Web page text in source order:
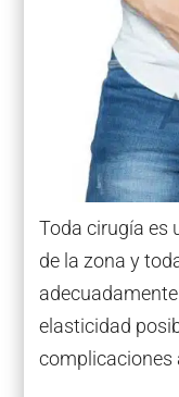
Toda cirugía es
de la zona y
elasticidad
complicaciones